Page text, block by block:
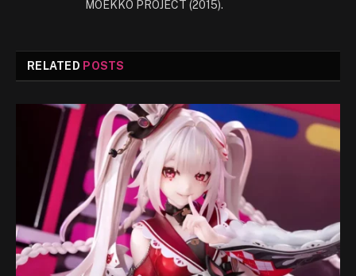
MOEKKO PROJECT (2015).
RELATED POSTS